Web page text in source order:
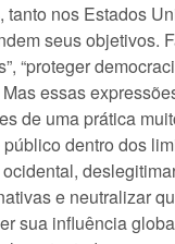
tanto nos Estados
seus objetivos.
“proteger
essas
de uma prática
dentro dos
e neutralizar
sua influência